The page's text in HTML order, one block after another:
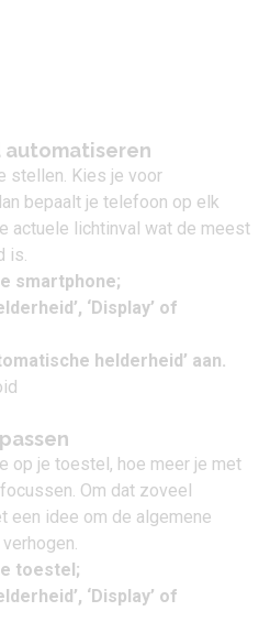
automatiseren
stellen. Kies je voor
bepaalt je telefoon op elk
actuele lichtinval wat de meest
is.
smartphone;
‘Display’ of
helderheid’ aan.
op je toestel, hoe meer je met
Om dat zoveel
een idee om de algemene
toestel;
‘Display’ of